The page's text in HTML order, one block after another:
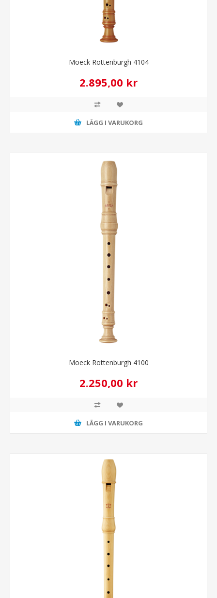
Moeck Rottenburgh 4104
2.895,00 kr
LÄGG I VARUKORG
Moeck Rottenburgh 4100
2.250,00 kr
LÄGG I VARUKORG